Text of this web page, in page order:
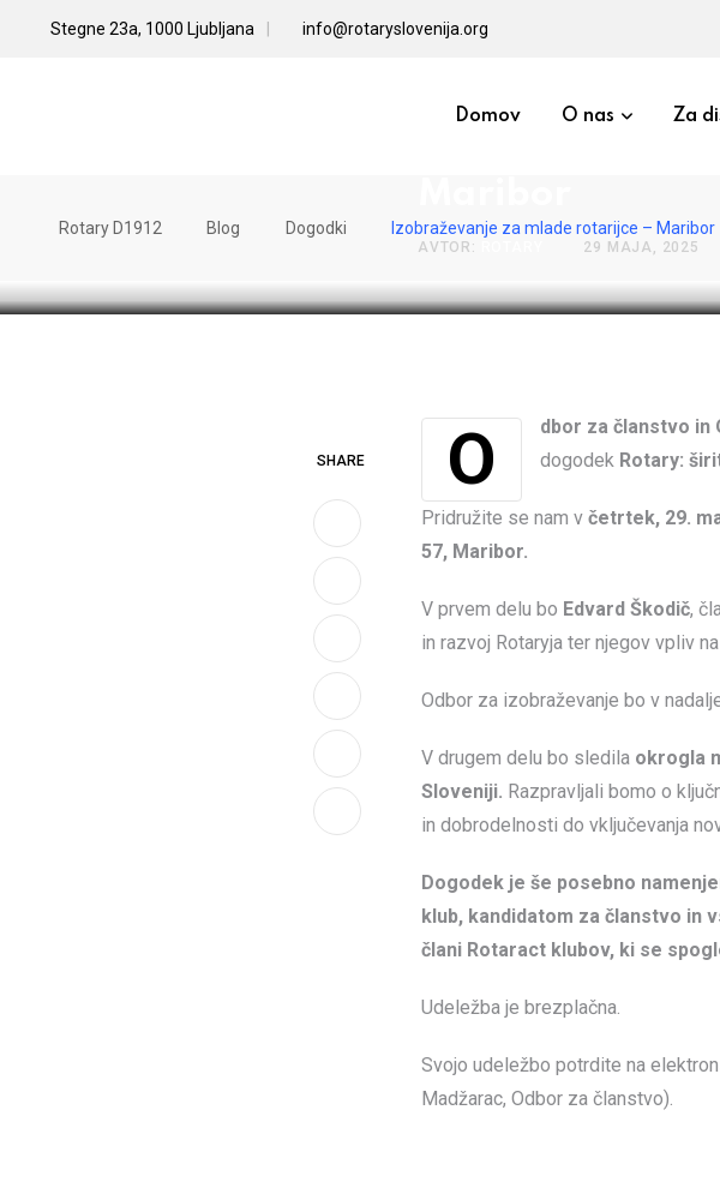
Stegne 23a, 1000 Ljubljana info@rotaryslovenija.org
Domov O nas Za
Rotary D1912 Blog Dogodki Izobraževanje za mlade rotarijce – Maribor
AVTOR: 29 MAJA, 2025
SHARE
LinkedIn
Whatsapp
Print
Share
Odbor za članstvo
dogodek Rotary:
Pridružite se nam v četrtek, 29.
57, Maribor.
V prvem delu bo Edvard Škodič,
in razvoj Rotaryja ter njegov vpliv
Odbor za izobraževanje bo v
V drugem delu bo sledila okrogla
Sloveniji. Razpravljali bomo o
in dobrodelnosti do vključevanja
Dogodek je še posebno
klub, kandidatom za članstvo in
člani Rotaract klubov, ki se
Udeležba je brezplačna.
Svojo udeležbo potrdite na
Madžarac, Odbor za članstvo).